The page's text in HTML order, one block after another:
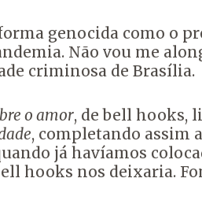
genocida como o
Não vou me
criminosa de Brasília.
o amor, de bell hooks,
, completando assim
já havíamos
hooks nos deixaria.